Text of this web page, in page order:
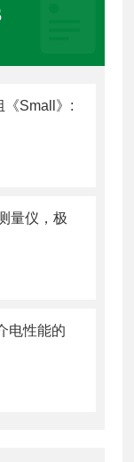
《Small》:
量仪，极
电性能的